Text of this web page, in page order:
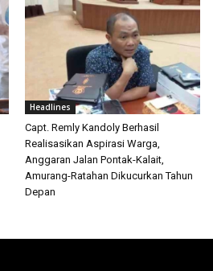
Headlines
Capt. Remly Kandoly Berhasil
Realisasikan Aspirasi Warga,
Anggaran Jalan Pontak-Kalait,
Amurang-Ratahan Dikucurkan Tahun
Depan